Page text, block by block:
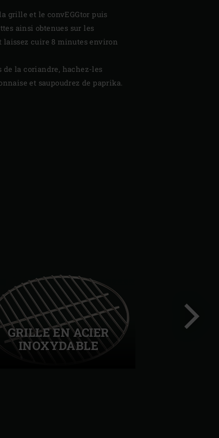
grille et le convEGGtor puis
ainsi obtenues sur les
laissez cuire 8 minutes environ
de la coriandre, hachez-les
et saupoudrez de paprika.
GRILLE EN ACIER
INOXYDABLE